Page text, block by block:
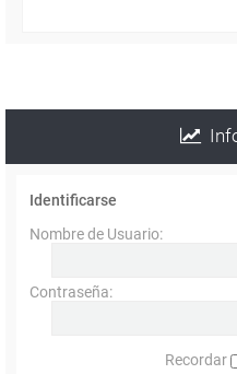
Identificarse
Nombre de Usuario:
Contraseña:
Recordar